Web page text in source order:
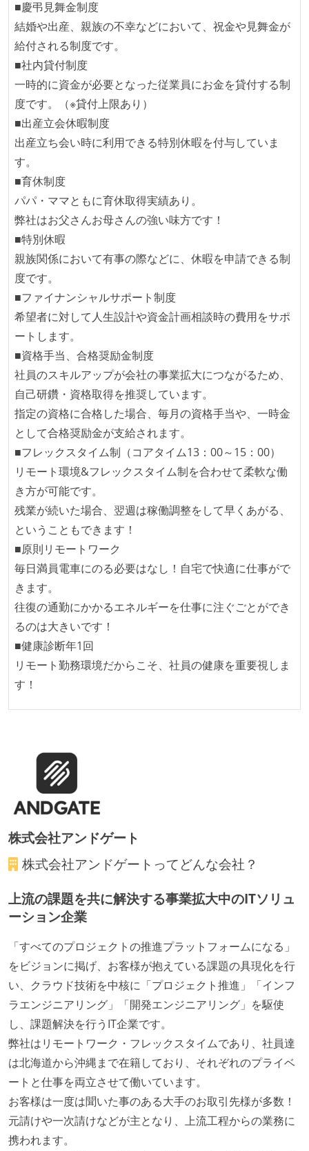
■慶弔見舞金制度
結婚や出産、親族の不幸などにおいて、祝金や見舞金が
給付される制度です。
■社内貸付制度
一時的に資金が必要となった従業員にお金を貸付する制
度です。（※貸付上限あり）
■出産立会休暇制度
出産立ち会い時に利用できる特別休暇を付与していま
す。
■育休制度
パパ・ママともに育休取得実績あり。
弊社はお父さんお母さんの強い味方です！
■特別休暇
親族関係において有事の際などに、休暇を申請できる制
度です。
■ファイナンシャルサポート制度
希望者に対して人生設計や資金計画相談時の費用をサポ
ートします。
■資格手当、合格奨励金制度
社員のスキルアップが会社の事業拡大につながるため、
自己研鑽・資格取得を推奨しています。
指定の資格に合格した場合、毎月の資格手当や、一時金
として合格奨励金が支給されます。
■フレックスタイム制（コアタイム13：00～15：00）
リモート環境&フレックスタイム制を合わせて柔軟な働
き方が可能です。
残業が続いた場合、翌週は稼働調整をして早くあがる、
ということもできます！
■原則リモートワーク
毎日満員電車にのる必要はなし！自宅で快適に仕事がで
きます。
往復の通勤にかかるエネルギーを仕事に注ぐごとができ
るのは大きいです！
■健康診断年1回
リモート勤務環境だからこそ、社員の健康を重要視しま
す！
株式会社アンドゲート
株式会社アンドゲート ってどんな会社？
上流の課題を共に解決する事業拡大中のITソリュ
ーション企業
「すべてのプロジェクトの推進プラットフォームになる」
をビジョンに掲げ、お客様が抱えている課題の具現化を行
い、クラウド技術を中核に「プロジェクト推進」「インフ
ラエンジニアリング」「開発エンジニアリング」を駆使
し、課題解決を行うIT企業です。
弊社はリモートワーク・フレックスタイムであり、社員達
は北海道から沖縄まで在籍しており、それぞれのプライベ
ートと仕事を両立させて働いています。
お客様は一度は聞いた事のある大手のお取引先様が多数！
元請けや一次請けなどが主となり、上流工程からの業務に
携われます。